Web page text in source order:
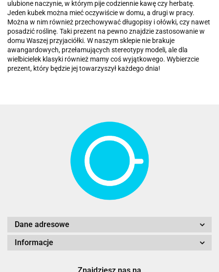
ulubione naczynie, w którym pije codziennie kawę czy herbatę.
Jeden kubek można mieć oczywiście w domu, a drugi w pracy.
Można w nim również przechowywać długopisy i ołówki, czy nawet
posadzić roślinę. Taki prezent na pewno znajdzie zastosowanie w
domu Waszej przyjaciółki. W naszym sklepie nie brakuje
awangardowych, przełamujących stereotypy modeli, ale dla
wielbicielek klasyki również mamy coś wyjątkowego. Wybierzcie
prezent, który będzie jej towarzyszył każdego dnia!
Dane adresowe
Informacje